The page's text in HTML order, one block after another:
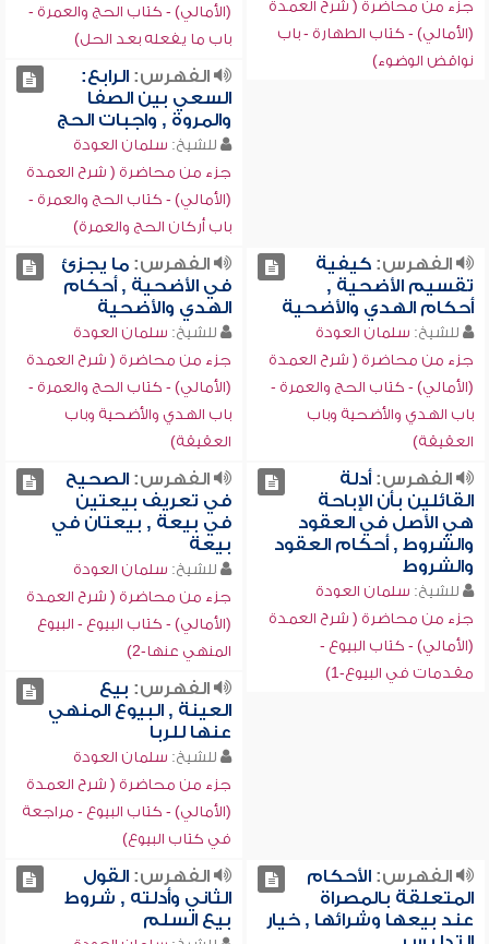
جزء من محاضرة ( شرح العمدة
(الأمالي) - كتاب الطهارة - باب
نواقض الوضوء)
(الأمالي) - كتاب الحج والعمرة -
باب ما يفعله بعد الحل)
الفهرس:الرابع:
السعي بين الصفا
والمروة , واجبات الحج
للشيخ: سلمان العودة
جزء من محاضرة ( شرح العمدة
(الأمالي) - كتاب الحج والعمرة -
باب أركان الحج والعمرة)
الفهرس:كيفية
تقسيم الأضحية ,
أحكام الهدي والأضحية
للشيخ: سلمان العودة
جزء من محاضرة ( شرح العمدة
(الأمالي) - كتاب الحج والعمرة -
باب الهدي والأضحية وباب
العقيقة)
الفهرس:ما يجزئ
في الأضحية , أحكام
الهدي والأضحية
للشيخ: سلمان العودة
جزء من محاضرة ( شرح العمدة
(الأمالي) - كتاب الحج والعمرة -
باب الهدي والأضحية وباب
العقيقة)
الفهرس:أدلة
القائلين بأن الإباحة
هي الأصل في العقود
والشروط , أحكام العقود
والشروط
للشيخ: سلمان العودة
جزء من محاضرة ( شرح العمدة
(الأمالي) - كتاب البيوع -
مقدمات في البيوع-1)
الفهرس:الصحيح
في تعريف بيعتين
في بيعة , بيعتان في
بيعة
للشيخ: سلمان العودة
جزء من محاضرة ( شرح العمدة
(الأمالي) - كتاب البيوع - البيوع
المنهي عنها-2)
الفهرس: بيع
العينة , البيوع المنهي
عنها للربا
للشيخ: سلمان العودة
جزء من محاضرة ( شرح العمدة
(الأمالي) - كتاب البيوع - مراجعة
في كتاب البيوع)
الفهرس:الأحكام
المتعلقة بالمصراة
عند بيعها وشرائها , خيار
الفهرس:القول
الثاني وأدلته , شروط
بيع السلم